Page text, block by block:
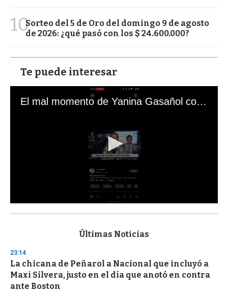
10Sorteo del 5 de Oro del domingo 9 de agosto
de 2026: ¿qué pasó con los $ 24.600.000?
Te puede interesar
El mal momento de Yanina Gasañol con un hincha argentino en "Subrayado"
s
d
s
o
f
3
Últimas Noticias
23:14
La chicana de Peñarol a Nacional que incluyó a
Maxi Silvera, justo en el día que anotó en contra
ante Boston